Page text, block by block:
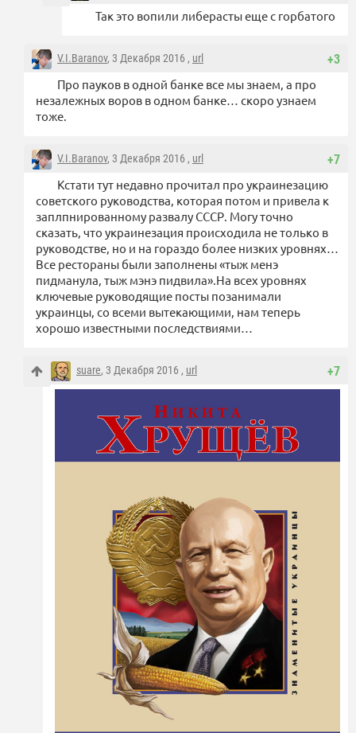
Так это вопили либерасты еще с горбатого
+3
V.I.Baranov, 3 Декабря 2016 , url
Про пауков в одной банке все мы знаем, а про
незалежных воров в одном банке… скоро узнаем
тоже.
+7
V.I.Baranov, 3 Декабря 2016 , url
Кстати тут недавно прочитал про украинезацию
советского руководства, которая потом и привела к
заплпнированному развалу СССР. Могу точно
сказать, что украинезация происходила не только в
руководстве, но и на гораздо более низких уровнях…
Все рестораны были заполнены «тыж менэ
пидманула, тыж мэнэ пидвила».На всех уровнях
ключевые руководящие посты позанимали
украинцы, со всеми вытекающими, нам теперь
хорошо известными последствиями…
+7
suare, 3 Декабря 2016 , url